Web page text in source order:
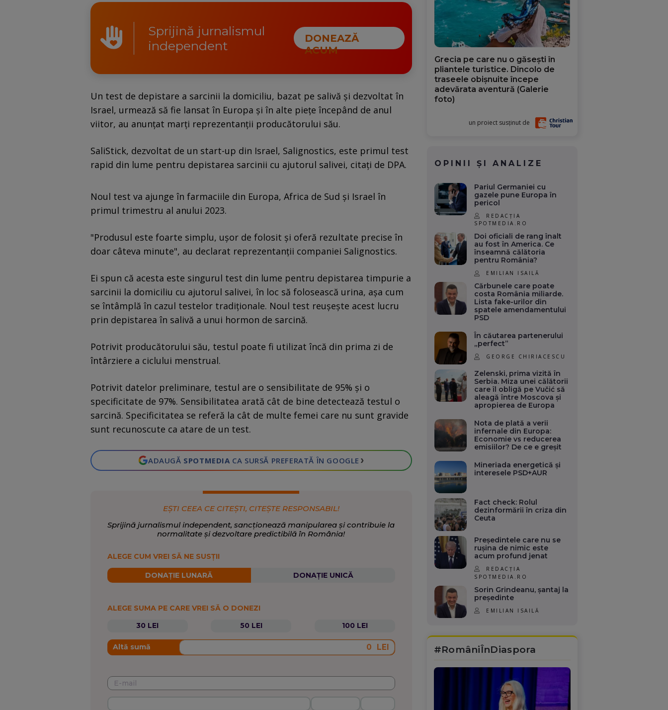
Sprijină jurnalismul
independent
DONEAZĂ
ACUM
Un test de depistare a sarcinii la domiciliu, bazat pe salivă şi dezvoltat în
Israel, urmează să fie lansat în Europa şi în alte pieţe începând de anul
viitor, au anunţat marţi reprezentanţii producătorului său.
SaliStick, dezvoltat de un start-up din Israel, Salignostics, este primul test
rapid din lume pentru depistarea sarcinii cu ajutorul salivei, citaţi de DPA.
Noul test va ajunge în farmaciile din Europa, Africa de Sud şi Israel în
primul trimestru al anului 2023.
"Produsul este foarte simplu, uşor de folosit şi oferă rezultate precise în
doar câteva minute", au declarat reprezentanţii companiei Salignostics.
Ei spun că acesta este singurul test din lume pentru depistarea timpurie a
sarcinii la domiciliu cu ajutorul salivei, în loc să folosească urina, aşa cum
se întâmplă în cazul testelor tradiţionale. Noul test reuşeşte acest lucru
prin depistarea în salivă a unui hormon de sarcină.
Potrivit producătorului său, testul poate fi utilizat încă din prima zi de
întârziere a ciclului menstrual.
Potrivit datelor preliminare, testul are o sensibilitate de 95% şi o
specificitate de 97%. Sensibilitatea arată cât de bine detectează testul o
sarcină. Specificitatea se referă la cât de multe femei care nu sunt gravide
sunt recunoscute ca atare de un test.
ADAUGĂ SPOTMEDIA CA SURSĂ PREFERATĂ ÎN GOOGLE ›
EȘTI CEEA CE CITEȘTI, CITEȘTE RESPONSABIL!
Sprijină jurnalismul independent, sancționează manipularea și contribuie la
normalitate și dezvoltare predictibilă în România!
ALEGE CUM VREI SĂ NE SUSȚII
DONAȚIE LUNARĂ DONAȚIE UNICĂ
ALEGE SUMA PE CARE VREI SĂ O DONEZI
30 LEI
50 LEI 100 LEI
Altă sumă LEI
Grecia pe care nu o găsești în
pliantele turistice. Dincolo de
traseele obișnuite începe
adevărata aventură (Galerie
foto)
un proiect susținut de
OPINII ȘI ANALIZE
Pariul Germaniei cu
gazele pune Europa în
pericol
REDACȚIA
SPOTMEDIA.RO
Doi oficiali de rang înalt
au fost în America. Ce
înseamnă călătoria
pentru România?
EMILIAN ISAILĂ
Cărbunele care poate
costa România miliarde.
Lista fake-urilor din
spatele amendamentului
PSD
În căutarea partenerului
„perfect”
GEORGE CHIRIACESCU
Zelenski, prima vizită în
Serbia. Miza unei călătorii
care îl obligă pe Vučić să
aleagă între Moscova și
apropierea de Europa
Nota de plată a verii
infernale din Europa:
Economie vs reducerea
emisiilor? De ce e greșit
Mineriada energetică și
interesele PSD+AUR
Fact check: Rolul
dezinformării în criza din
Ceuta
Președintele care nu se
rușina de nimic este
acum profund jenat
REDACȚIA
SPOTMEDIA.RO
Sorin Grindeanu, șantaj la
președinte
EMILIAN ISAILĂ
#RomâniÎnDiaspora